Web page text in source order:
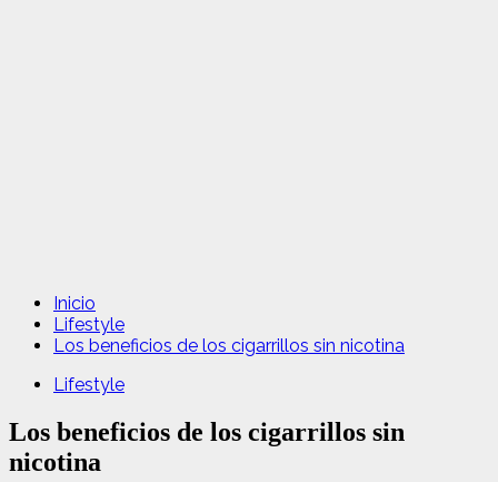
Inicio
Lifestyle
Los beneficios de los cigarrillos sin nicotina
Lifestyle
Los beneficios de los cigarrillos sin
nicotina